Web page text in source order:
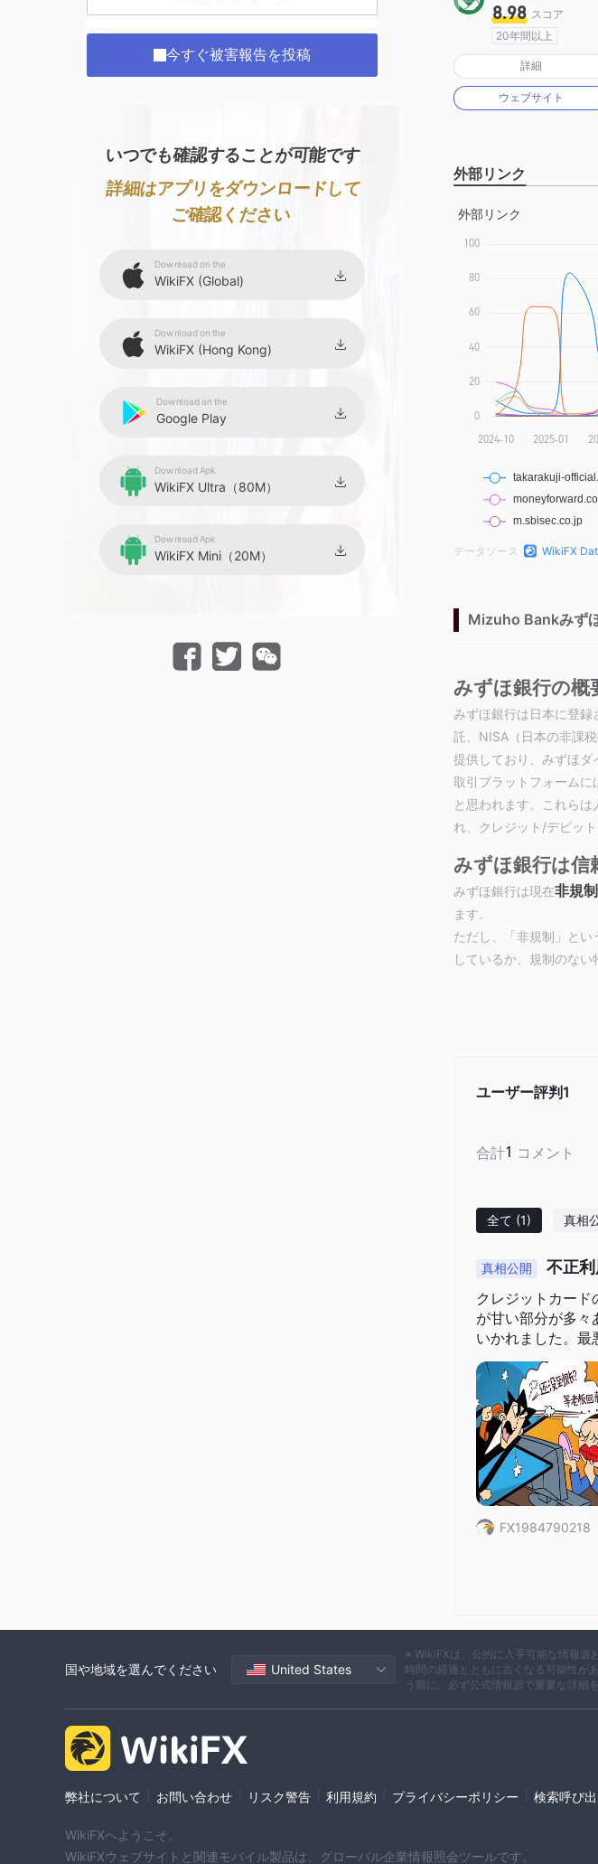
今すぐ被害報告を投稿
いつでも確認することが可能です
詳細はアプリをダウンロードして
ご確認ください
Download on the
WikiFX (Global)
Download on the
WikiFX (Hong Kong)
Download on the
Google Play
Download Apk
WikiFX Ultra（80M）
Download Apk
WikiFX Mini（20M）
8.98 スコア
20年間以上
オーストラリア規制
マーケットメイキングライセンス（MM）
cTrader
詳細
ウェブサイト
外部リンク
データソース WikiFX
Mizuho Bankみず
みずほ銀行の概
みずほ銀行は日本に登
託、NISA（日本の非課
提供しており、みずほダ
取引プラットフォーム
と思われます。これら
れ、クレジット/デビッ
みずほ銀行は信
みずほ銀行は現在非規制
ます。
ただし、「非規制」と
しているか、規制のない
高度な取引プラット
あるため、顧客は複数
デジタルプレゼンス：
みずほ銀行のデメリ
非規制：銀行は非規制
規制に関する情報の
らいを引き起こす可能
新設立：2016年に設立
している可能性がありま
プラットフォームの
ており、他の種類の投
ニッチなサービス：
ではないか、これらの
市場金融商品
みずほ銀行は、さまざ
と信託商品、資産計画
みずほダイレクトは、
や退職計画まで幅広い
口座開設の方法
アプリを通じて必要な
これらの手順の後、口座
ユーザー評判1
合計1 コメント
全て (1) 真相
真相公開 不正
クレジットカー
が甘い部分が多々
いかれました。最
FX1984790218
国や地域を選んでください United States
※ WikiFXは、公的に入手可能な情報源
時間の経過とともに古くなる可能性が
う前に、必ず公式情報源で重要な詳細
弊社について お問い合わせ リスク警告 利用規約 プライバシーポリシー 検索呼び
WikiFXへようこそ。
WikiFXウェブサイトと関連モバイル製品は、グローバル企業情報照会ツールです。